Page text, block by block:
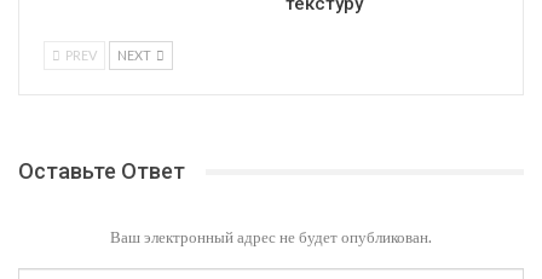
PREV NEXT
Оставьте Ответ
Ваш электронный адрес не будет опубликован.